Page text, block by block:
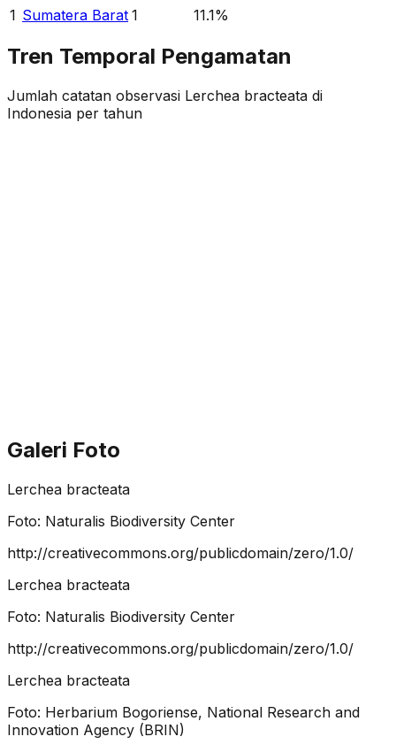
1 Sumatera Barat 1 11.1%
Tren Temporal Pengamatan
Jumlah catatan observasi Lerchea bracteata di
Indonesia per tahun
Galeri Foto
Lerchea bracteata
Foto: Naturalis Biodiversity Center
http://creativecommons.org/publicdomain/zero/1.0/
Lerchea bracteata
Foto: Naturalis Biodiversity Center
http://creativecommons.org/publicdomain/zero/1.0/
Lerchea bracteata
Foto: Herbarium Bogoriense, National Research and
Innovation Agency (BRIN)